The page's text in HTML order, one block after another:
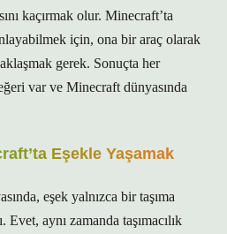
kaçırmak olur. Minecraft’ta
için, ona bir araç olarak
gerek. Sonuçta her
var ve Minecraft dünyasında
Eşekle Yaşamak
eşek yalnızca bir taşıma
Evet, aynı zamanda taşımacılık